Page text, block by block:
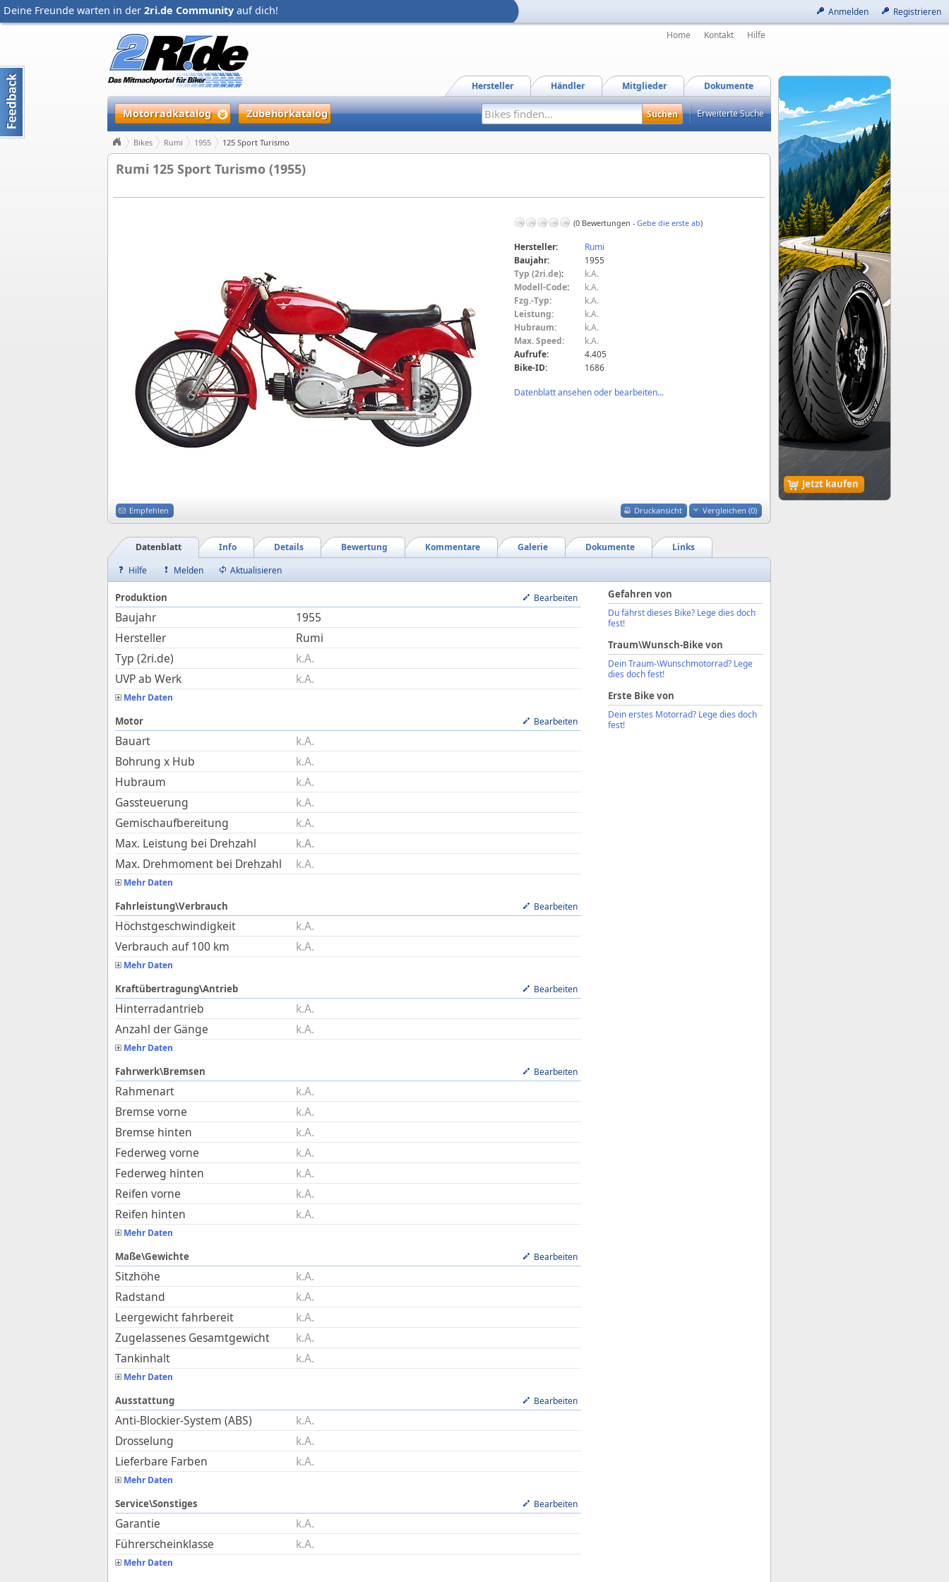
Anmelden Registrieren
Deine Freunde warten in der 2ri.de Community auf dich!
Jetzt kaufen
Home Kontakt Hilfe
Dokumente
Mitglieder
Händler
Hersteller
Motorradkatalog Zubehörkatalog Erweiterte Suche
Bikes Rumi 1955 125 Sport Turismo
Rumi 125 Sport Turismo (1955)
(0 Bewertungen - Gebe die erste ab)
Hersteller:
Rumi
Baujahr:
1955
Typ (2ri.de):
k.A.
Modell-Code:
k.A.
Fzg.-Typ:
k.A.
Leistung:
k.A.
Hubraum:
k.A.
Max. Speed:
k.A.
Aufrufe:
4.405
Bike-ID:
1686
Datenblatt ansehen oder bearbeiten...
Druckansicht Vergleichen (0)
Empfehlen
Links
Dokumente
Galerie
Kommentare
Bewertung
Details
Info
Datenblatt
Hilfe
Melden Aktualisieren
Produktion Bearbeiten
Baujahr
1955
Hersteller
Rumi
Typ (2ri.de)
k.A.
UVP ab Werk
k.A.
Mehr Daten
Motor Bearbeiten
Bauart
k.A.
Bohrung x Hub
k.A.
Hubraum
k.A.
Gassteuerung
k.A.
Gemischaufbereitung
k.A.
Max. Leistung bei Drehzahl
k.A.
Max. Drehmoment bei Drehzahl
k.A.
Mehr Daten
Fahrleistung\Verbrauch Bearbeiten
Höchstgeschwindigkeit
k.A.
Verbrauch auf 100 km
k.A.
Mehr Daten
Kraftübertragung\Antrieb Bearbeiten
Hinterradantrieb
k.A.
Anzahl der Gänge
k.A.
Mehr Daten
Fahrwerk\Bremsen Bearbeiten
Rahmenart
k.A.
Bremse vorne
k.A.
Bremse hinten
k.A.
Federweg vorne
k.A.
Federweg hinten
k.A.
Reifen vorne
k.A.
Reifen hinten
k.A.
Mehr Daten
Maße\Gewichte Bearbeiten
Sitzhöhe
k.A.
Radstand
k.A.
Leergewicht fahrbereit
k.A.
Zugelassenes Gesamtgewicht
k.A.
Tankinhalt
k.A.
Mehr Daten
Ausstattung Bearbeiten
Anti-Blockier-System (ABS)
k.A.
Drosselung
k.A.
Lieferbare Farben
k.A.
Mehr Daten
Service\Sonstiges Bearbeiten
Garantie
k.A.
Führerscheinklasse
k.A.
Mehr Daten
Gefahren von
Du fährst dieses Bike? Lege dies doch
fest!
Traum\Wunsch-Bike von
Dein Traum-\Wunschmotorrad? Lege
dies doch fest!
Erste Bike von
Dein erstes Motorrad? Lege dies doch
fest!